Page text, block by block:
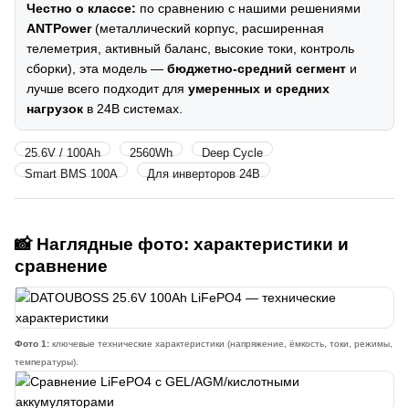
Честно о классе: по сравнению с нашими решениями
ANTPower(металлический корпус, расширенная
телеметрия, активный баланс, высокие токи, контроль
сборки), эта модель — бюджетно-средний сегмент и
лучше всего подходит для умеренных и средних
нагрузок в 24В системах.
25.6V / 100Ah 2560Wh
Deep Cycle
Smart BMS 100A
Для инверторов 24В
📸 Наглядные фото: характеристики и
сравнение
Фото 1: ключевые технические характеристики (напряжение, ёмкость, токи, режимы,
температуры).